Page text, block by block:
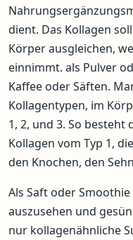
dient. Das Kollagen
Körper ausgleichen,
einnimmt. als Pulver
Kaffee oder Säften.
Kollagentypen, im
1, 2, und 3. So besteht
Kollagen vom Typ 1,
den Knochen, den
Als Saft oder
auszusehen und
nur kollagenähnliche